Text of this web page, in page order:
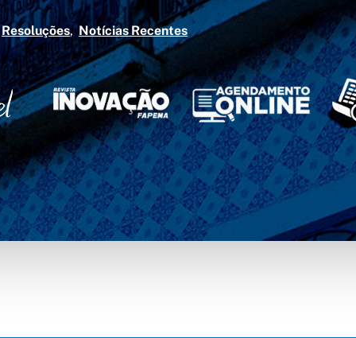
Resoluções Notícias Recentes